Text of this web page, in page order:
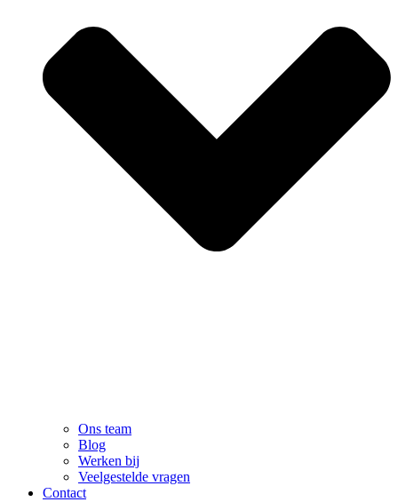
Ons team
Blog
Werken bij
Veelgestelde vragen
Contact